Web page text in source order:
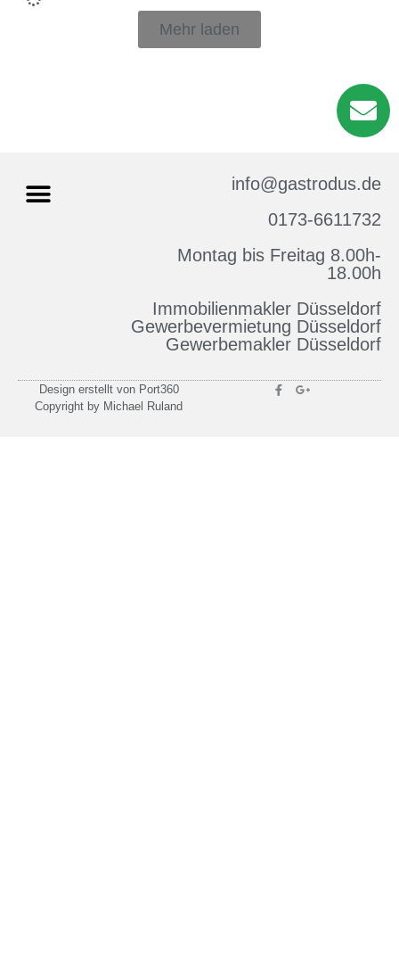
Mehr laden
info@gastrodus.de
0173-6611732
Montag bis Freitag 8.00h-
18.00h
Immobilienmakler Düsseldorf
Gewerbevermietung Düsseldorf
Gewerbemakler Düsseldorf
Design erstellt von Port360
Copyright by Michael Ruland